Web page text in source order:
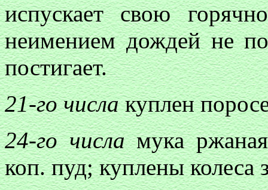
испускает свою
неимением дождей не
постигает.
21-го числакуплен
24-го числамука ржаная
коп. пуд; куплены колеса